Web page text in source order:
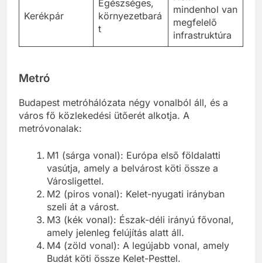
Egészséges,
környezetbará
Nem
mindenhol van
megfelelő
infrastruktúra
Budapest metróhálózata négy vonalból áll, és a
város fő közlekedési ütőerét alkotja. A
M1 (sárga vonal): Európa első földalatti
vasútja, amely a belvárost köti össze a
Városligettel.
M2 (piros vonal): Kelet-nyugati irányban
szeli át a várost.
M3 (kék vonal): Észak-déli irányú fővonal,
amely jelenleg felújítás alatt áll.
M4 (zöld vonal): A legújabb vonal, amely